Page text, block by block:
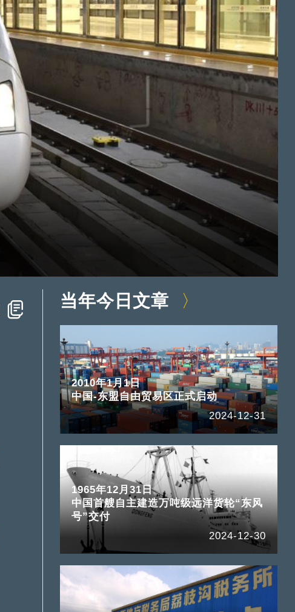
当年今日文章
2010年1月1日
中国-东盟自由贸易区正式启动
2024-12-31
1965年12月31日
中国首艘自主建造万吨级远洋货轮“东风
号”交付
2024-12-30